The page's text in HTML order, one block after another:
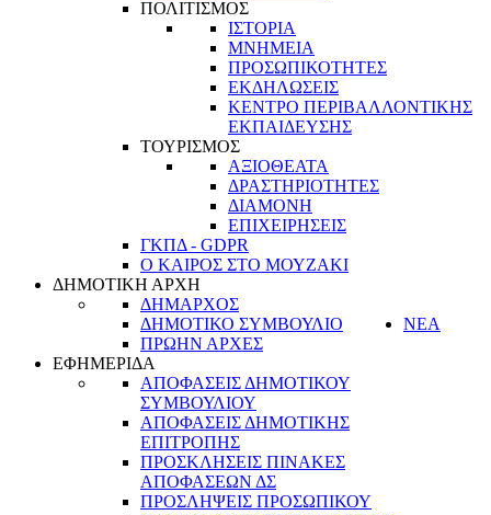
ΠΟΛΙΤΙΣΜΟΣ
ΙΣΤΟΡΙΑ
ΜΝΗΜΕΙΑ
ΠΡΟΣΩΠΙΚΟΤΗΤΕΣ
ΕΚΔΗΛΩΣΕΙΣ
ΚΕΝΤΡΟ ΠΕΡΙΒΑΛΛΟΝΤΙΚΗΣ
ΕΚΠΑΙΔΕΥΣΗΣ
ΤΟΥΡΙΣΜΟΣ
ΑΞΙΟΘΕΑΤΑ
ΔΡΑΣΤΗΡΙΟΤΗΤΕΣ
ΔΙΑΜΟΝΗ
ΕΠΙΧΕΙΡΗΣΕΙΣ
ΓΚΠΔ - GDPR
Ο ΚΑΙΡΟΣ ΣΤΟ ΜΟΥΖΑΚΙ
ΔΗΜΟΤΙΚΗ ΑΡΧΗ
ΔΗΜΑΡΧΟΣ
ΔΗΜΟΤΙΚΟ ΣΥΜΒΟΥΛΙΟ
ΠΡΩΗΝ ΑΡΧΕΣ
ΝΕΑ
ΕΦΗΜΕΡΙΔΑ
ΑΠΟΦΑΣΕΙΣ ΔΗΜΟΤΙΚΟΥ
ΣΥΜΒΟΥΛΙΟΥ
ΑΠΟΦΑΣΕΙΣ ΔΗΜΟΤΙΚΗΣ
ΕΠΙΤΡΟΠΗΣ
ΠΡΟΣΚΛΗΣΕΙΣ ΠΙΝΑΚΕΣ
ΑΠΟΦΑΣΕΩΝ ΔΣ
ΠΡΟΣΛΗΨΕΙΣ ΠΡΟΣΩΠΙΚΟΥ